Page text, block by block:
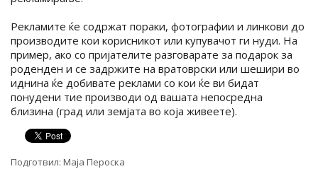
Рекламите ќе содржат пораки, фотографии и линкови до
производите кои корисникот или купувачот ги нуди. На
пример, ако со пријателите разговарате за подарок за
роденден и се задржите на вратоврски или шешири во
иднина ќе добивате реклами со кои ќе ви бидат
понудени тие производи од вашата непосредна
близина (град или земјата во која живеете).
Подготвил: Маја Пероска